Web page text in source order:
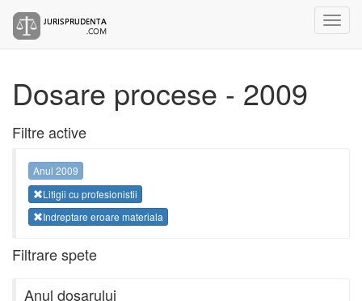
Dosare procese - 2009
Filtre active
Anul 2009
Litigii cu profesionistii
Indreptare eroare materiala
Filtrare spete
Anul dosarului